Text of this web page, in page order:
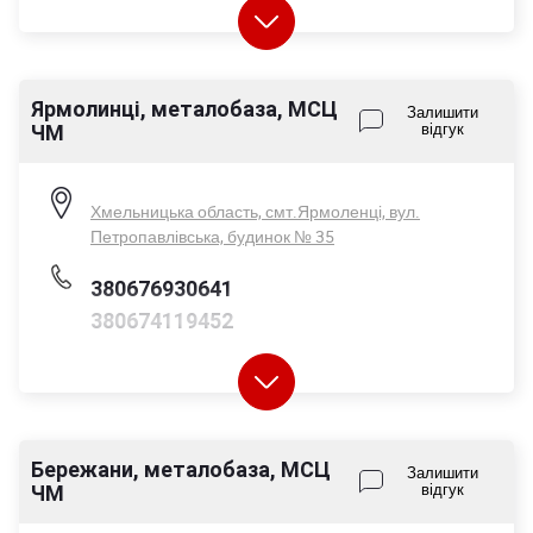
Пн-Пт - 08:00-17:00
Ярмолинці, металобаза, МСЦ
ЧМ
Залишити
відгук
Хмельницька область, смт.Ярмоленці, вул.
Петропавлівська, будинок № 35
380676930641
380674119452
Пн-Пт - 08:00-17:00
Бережани, металобаза, МСЦ
ЧМ
Залишити
відгук